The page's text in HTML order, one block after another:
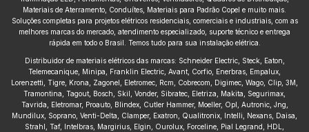
Materiais de Aterramento, Conduítes, Materiais para Padrão Copel e muito mais.
Soluções completas para projetos elétricos residenciais, comerciais e industriais, com as
melhores marcas do mercado, atendimento especializado, suporte técnico e entrega
rápida em todo o Brasil. Temos tudo para sua instalação elétrica.
Distribuidor de materiais elétricos das marcas: Schneider Electric, Steck, Eaton,
Telemecanique, Minipa, Franklin Electric, Avant, Corfio, Enerbras, Empalux,
Lorenzetti, Tigre, Krona, Zagonel, Eletromec, Rcm, Cobrecom, Digimec, Wago, Clip, 3M,
Tramontina, Tagout, Bosch, Skil, Vonder, Sibratec, Eletriza, Makita, Segurimax,
Tavrida, Eletromar, Proauto, Blindex, Cutler Hammer, Moeller, Opl, Autronic, Jng,
Mundilux, Soprano, Venti-Delta, Clamper, Exatron, Qualitronix, Intelli, Nexans, Daisa,
Strahl, Taf, Intelbras, Margirius, Elgin, Ourolux, Forceline, Pial Legrand, HDL,